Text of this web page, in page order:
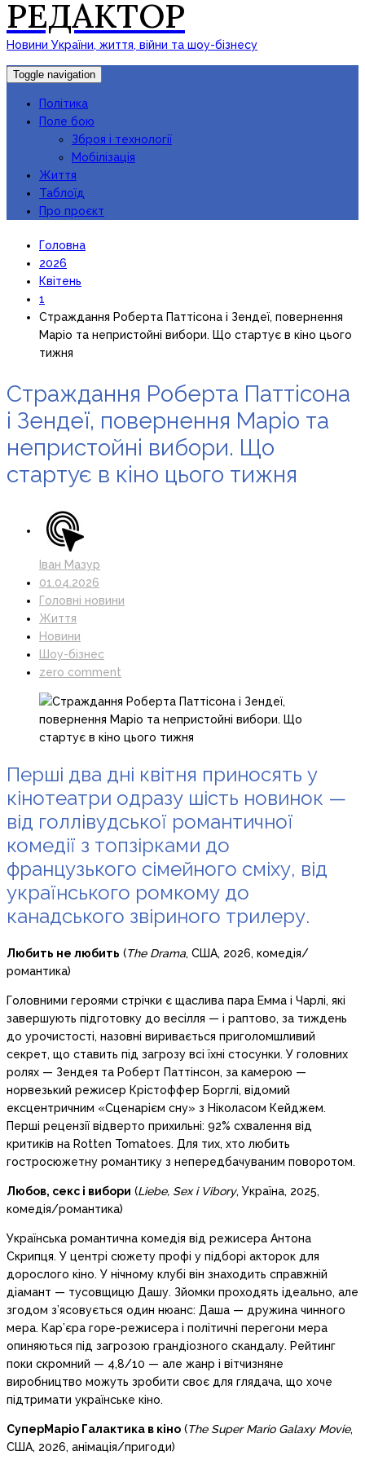
РЕДАКТОР
Новини України, життя, війни та шоу-бізнесу
Toggle navigation
Політика
Поле бою
Зброя і технології
Мобілізація
Життя
Таблоїд
Про проєкт
Головна
2026
Квітень
1
Страждання Роберта Паттісона і Зендеї, повернення
Маріо та непристойні вибори. Що стартує в кіно цього
тижня
Страждання Роберта Паттісона
і Зендеї, повернення Маріо та
непристойні вибори. Що
стартує в кіно цього тижня
Іван Мазур
01.04.2026
Головні новини
Життя
Новини
Шоу-бізнес
zero comment
Перші два дні квітня приносять у
кінотеатри одразу шість новинок —
від голлівудської романтичної
комедії з топзірками до
французького сімейного сміху, від
українського ромкому до
канадського звіриного трилеру.
Любить не любить (The Drama, США, 2026, комедія/
романтика)
Головними героями стрічки є щаслива пара Емма і Чарлі, які
завершують підготовку до весілля — і раптово, за тиждень
до урочистості, назовні виривається приголомшливий
секрет, що ставить під загрозу всі їхні стосунки. У головних
ролях — Зендея та Роберт Паттінсон, за камерою —
норвезький режисер Крістоффер Борглі, відомий
ексцентричним «Сценарієм сну» з Ніколасом Кейджем.
Перші рецензії відверто прихильні: 92% схвалення від
критиків на Rotten Tomatoes. Для тих, хто любить
гостросюжетну романтику з непередбачуваним поворотом.
Любов, секс і вибори (Liebe, Sex i Vibory, Україна, 2025,
комедія/романтика)
Українська романтична комедія від режисера Антона
Скрипця. У центрі сюжету профі у підборі акторок для
дорослого кіно. У нічному клубі він знаходить справжній
діамант — тусовщицю Дашу. Зйомки проходять ідеально, але
згодом з’ясовується один нюанс: Даша — дружина чинного
мера. Кар’єра горе-режисера і політичні перегони мера
опиняються під загрозою грандіозного скандалу. Рейтинг
поки скромний — 4,8/10 — але жанр і вітчизняне
виробництво можуть зробити своє для глядача, що хоче
підтримати українське кіно.
СуперМаріо Галактика в кіно (The Super Mario Galaxy Movie,
США, 2026, анімація/пригоди)